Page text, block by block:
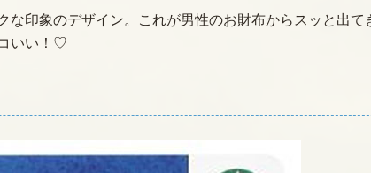
印象のデザイン。これが男性のお財布からスッと出て
いい！♡